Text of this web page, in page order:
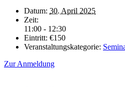
Datum: 30. April 2025
Zeit:
11:00 - 12:30
Eintritt: €150
Veranstaltungskategorie:
Zur Anmeldung